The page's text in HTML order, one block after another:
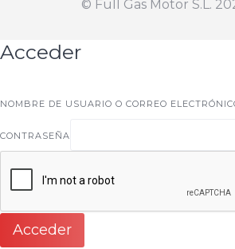
©️ Full Gas Motor S.L.
Acceder
NOMBRE DE USUARIO O CORREO
CONTRASEÑA
Acceder